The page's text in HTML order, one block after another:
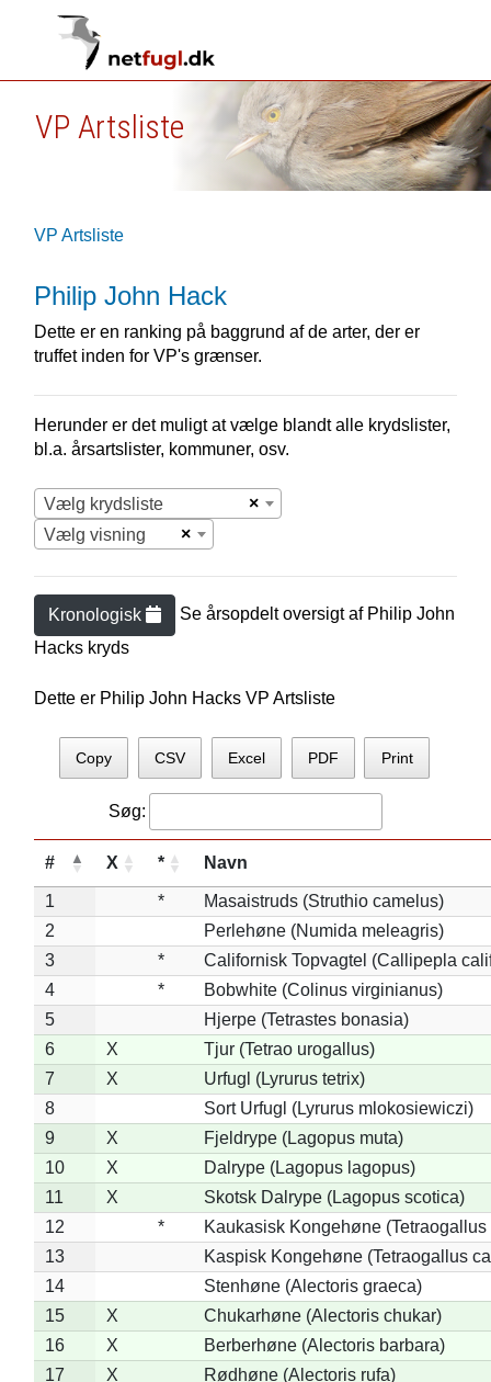
VP Artsliste
VP Artsliste
Philip John Hack
Dette er en ranking på baggrund af de arter, der er
truffet inden for VP's grænser.
Herunder er det muligt at vælge blandt alle krydslister,
bl.a. årsartslister, kommuner, osv.
×
Vælg krydsliste
×
Vælg visning
Kronologisk Se årsopdelt oversigt af Philip John
Hacks kryds
Dette er Philip John Hacks VP Artsliste
Copy CSV Excel PDF Print
Søg:
# X * Navn
1 *
Masaistruds (Struthio camelus)
2
Perlehøne (Numida meleagris)
3
*
Californisk Topvagtel (Callipepla
4
*
Bobwhite (Colinus virginianus)
5
Hjerpe (Tetrastes bonasia)
6
X
Tjur (Tetrao urogallus)
7
X
Urfugl (Lyrurus tetrix)
8
Sort Urfugl (Lyrurus mlokosiewiczi)
9
X
Fjeldrype (Lagopus muta)
10
X
Dalrype (Lagopus lagopus)
11
X
Skotsk Dalrype (Lagopus scotica)
12
*
Kaukasisk Kongehøne
13
Kaspisk Kongehøne (Tetraogallus
14
Stenhøne (Alectoris graeca)
15
X
Chukarhøne (Alectoris chukar)
16
X
Berberhøne (Alectoris barbara)
17
X
Rødhøne (Alectoris rufa)